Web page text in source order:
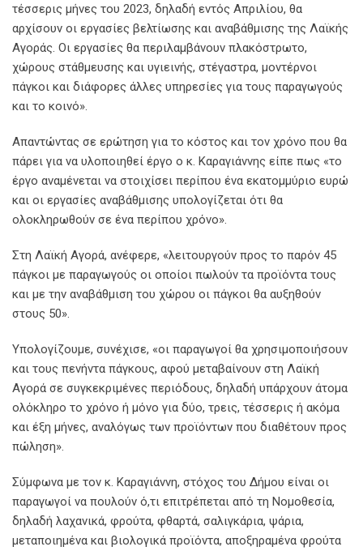
τέσσερις μήνες του 2023, δηλαδή εντός Απριλίου, θα
αρχίσουν οι εργασίες βελτίωσης και αναβάθμισης της Λαϊκής
Αγοράς. Οι εργασίες θα περιλαμβάνουν πλακόστρωτο,
χώρους στάθμευσης και υγιεινής, στέγαστρα, μοντέρνοι
πάγκοι και διάφορες άλλες υπηρεσίες για τους παραγωγούς
και το κοινό».
Απαντώντας σε ερώτηση για το κόστος και τον χρόνο που θα
πάρει για να υλοποιηθεί έργο ο κ. Καραγιάννης είπε πως «το
έργο αναμένεται να στοιχίσει περίπου ένα εκατομμύριο ευρώ
και οι εργασίες αναβάθμισης υπολογίζεται ότι θα
ολοκληρωθούν σε ένα περίπου χρόνο».
Στη Λαϊκή Αγορά, ανέφερε, «λειτουργούν προς το παρόν 45
πάγκοι με παραγωγούς οι οποίοι πωλούν τα προϊόντα τους
και με την αναβάθμιση του χώρου οι πάγκοι θα αυξηθούν
στους 50».
Υπολογίζουμε, συνέχισε, «οι παραγωγοί θα χρησιμοποιήσουν
και τους πενήντα πάγκους, αφού μεταβαίνουν στη Λαϊκή
Αγορά σε συγκεκριμένες περιόδους, δηλαδή υπάρχουν άτομα
ολόκληρο το χρόνο ή μόνο για δύο, τρεις, τέσσερις ή ακόμα
και έξη μήνες, αναλόγως των προϊόντων που διαθέτουν προς
πώληση».
Σύμφωνα με τον κ. Καραγιάννη, στόχος του Δήμου είναι οι
παραγωγοί να πουλούν ό,τι επιτρέπεται από τη Νομοθεσία,
δηλαδή λαχανικά, φρούτα, φθαρτά, σαλιγκάρια, ψάρια,
μεταποιημένα και βιολογικά προϊόντα, αποξηραμένα φρούτα